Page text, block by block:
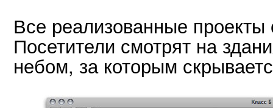
Все реализованные
Посетители смотрят на
небом, за которым